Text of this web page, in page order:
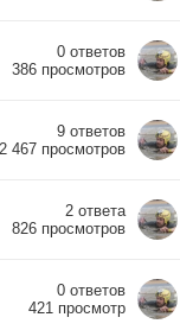
0 ответов
386 просмотров
9 ответов
2 467 просмотров
2 ответа
826 просмотров
0 ответов
421 просмотр